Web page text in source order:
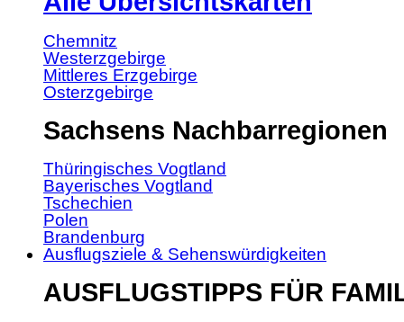
Chemnitz
Westerzgebirge
Mittleres Erzgebirge
Osterzgebirge
Sachsens Nachbarregionen
Thüringisches Vogtland
Bayerisches Vogtland
Tschechien
Polen
Brandenburg
Ausflugsziele & Sehenswürdigkeiten
AUSFLUGSTIPPS FÜR